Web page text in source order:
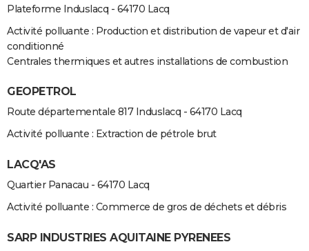
Plateforme Induslacq - 64170 Lacq
Activité polluante : Production et distribution de vapeur et d'air
conditionné
Centrales thermiques et autres installations de combustion
GEOPETROL
Route départementale 817 Induslacq - 64170 Lacq
Activité polluante : Extraction de pétrole brut
LACQ'AS
Quartier Panacau - 64170 Lacq
Activité polluante : Commerce de gros de déchets et débris
SARP INDUSTRIES AQUITAINE PYRENEES